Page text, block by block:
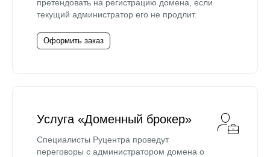
претендовать на регистрацию домена, если
текущий администратор его не продлит.
Оформить заказ
Услуга «Доменный брокер»
Специалисты Руцентра проведут
переговоры с администратором домена о